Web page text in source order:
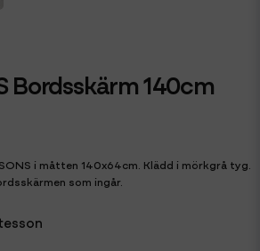
Bordsskärm 140cm
i måtten 140x64cm. Klädd i mörkgrå tyg.
som ingår.